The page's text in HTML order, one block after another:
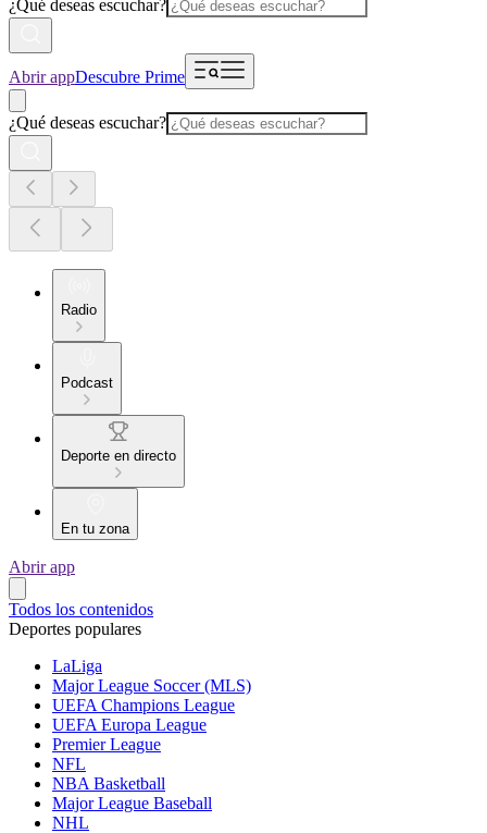
¿Qué deseas escuchar?
Abrir appDescubre Prime
¿Qué deseas escuchar?
Radio
Podcast
Deporte en directo
En tu zona
Abrir app
Todos los contenidos
Deportes populares
LaLiga
Major League Soccer (MLS)
UEFA Champions League
UEFA Europa League
Premier League
NFL
NBA Basketball
Major League Baseball
NHL